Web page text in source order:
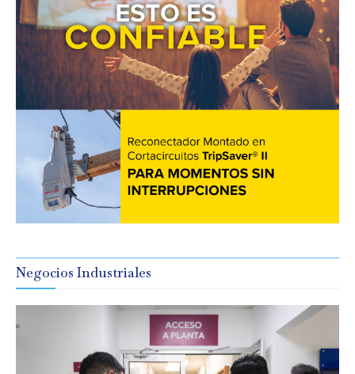
Negocios Industriales